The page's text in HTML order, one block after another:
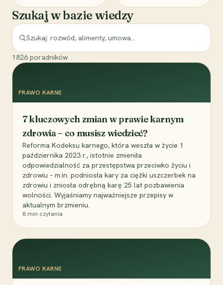
Szukaj w bazie wiedzy
1826 poradników
PRAWO KARNE
7 kluczowych zmian w prawie karnym
zdrowia – co musisz wiedzieć?
Reforma Kodeksu karnego, która weszła w życie 1
października 2023 r., istotnie zmieniła
odpowiedzialność za przestępstwa przeciwko życiu i
zdrowiu – m.in. podniosła kary za ciężki uszczerbek na
zdrowiu i zniosła odrębną karę 25 lat pozbawienia
wolności. Wyjaśniamy najważniejsze przepisy w
aktualnym brzmieniu.
8 min czytania
PRAWO KARNE